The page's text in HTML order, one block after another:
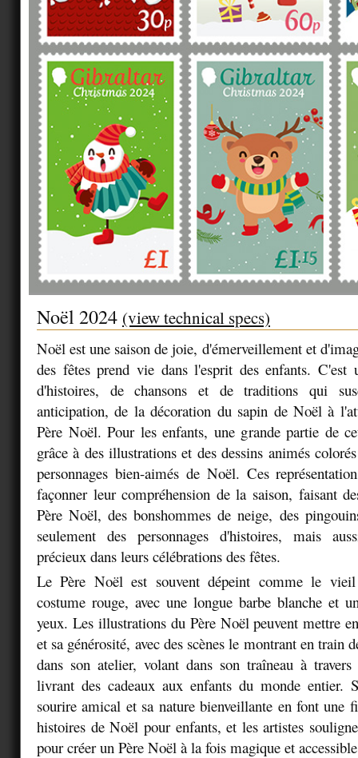
Noël 2024 (view technical specs)
Noël est une saison de joie, d'émerveillement et
des fêtes prend vie dans l'esprit des enfants. C'est
d'histoires, de chansons et de traditions qui
anticipation, de la décoration du sapin de Noël à
Père Noël. Pour les enfants, une grande partie de
grâce à des illustrations et des dessins animés
personnages bien-aimés de Noël. Ces
façonner leur compréhension de la saison, faisant
Père Noël, des bonshommes de neige, des
seulement des personnages d'histoires, mais
précieux dans leurs célébrations des fêtes.
Le Père Noël est souvent dépeint comme le
costume rouge, avec une longue barbe blanche et
yeux. Les illustrations du Père Noël peuvent mettre
et sa générosité, avec des scènes le montrant en train
dans son atelier, volant dans son traîneau à
livrant des cadeaux aux enfants du monde entier.
sourire amical et sa nature bienveillante en font une
histoires de Noël pour enfants, et les artistes
pour créer un Père Noël à la fois magique et